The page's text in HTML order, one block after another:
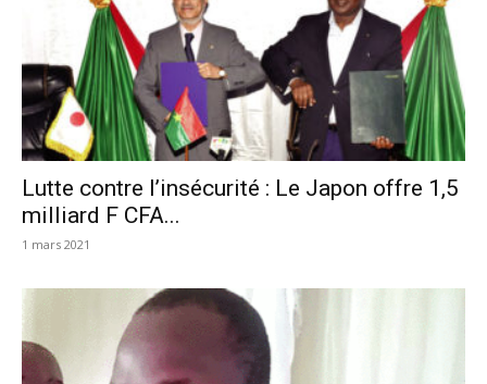
Lutte contre l’insécurité : Le Japon offre 1,5
milliard F CFA...
1 mars 2021